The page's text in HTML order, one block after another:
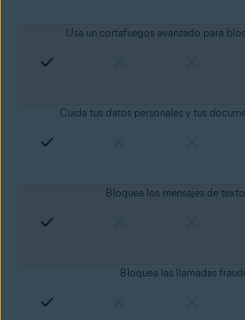
Usa un cortafuegos avanzado para
Cuida tus datos personales y tus
Bloquea los mensajes de
Bloquea las llamadas